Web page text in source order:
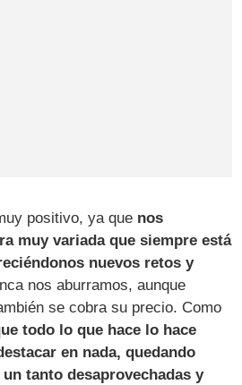
positivo, ya que nos
muy variada que siempre está
nuevos retos y
nos aburramos, aunque
se cobra su precio. Como
todo lo que hace lo hace
en nada, quedando
tanto desaprovechadas y